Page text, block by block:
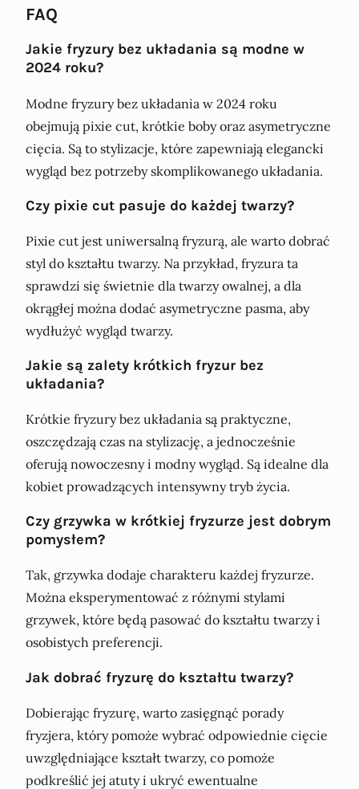
FAQ
Jakie fryzury bez układania są modne w
2024 roku?
Modne fryzury bez układania w 2024 roku
obejmują pixie cut, krótkie boby oraz asymetryczne
cięcia. Są to stylizacje, które zapewniają elegancki
wygląd bez potrzeby skomplikowanego układania.
Czy pixie cut pasuje do każdej twarzy?
Pixie cut jest uniwersalną fryzurą, ale warto dobrać
styl do kształtu twarzy. Na przykład, fryzura ta
sprawdzi się świetnie dla twarzy owalnej, a dla
okrągłej można dodać asymetryczne pasma, aby
wydłużyć wygląd twarzy.
Jakie są zalety krótkich fryzur bez
układania?
Krótkie fryzury bez układania są praktyczne,
oszczędzają czas na stylizację, a jednocześnie
oferują nowoczesny i modny wygląd. Są idealne dla
kobiet prowadzących intensywny tryb życia.
Czy grzywka w krótkiej fryzurze jest dobrym
pomysłem?
Tak, grzywka dodaje charakteru każdej fryzurze.
Można eksperymentować z różnymi stylami
grzywek, które będą pasować do kształtu twarzy i
osobistych preferencji.
Jak dobrać fryzurę do kształtu twarzy?
Dobierając fryzurę, warto zasięgnąć porady
fryzjera, który pomoże wybrać odpowiednie cięcie
uwzględniające kształt twarzy, co pomoże
podkreślić jej atuty i ukryć ewentualne